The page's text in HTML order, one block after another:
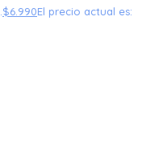
$6.990El precio actual es: